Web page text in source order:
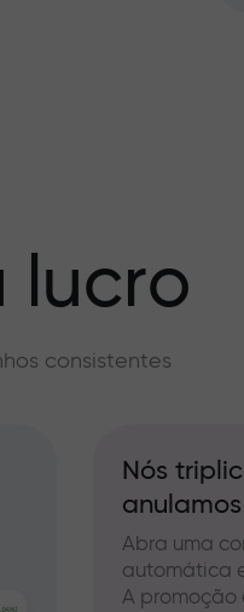
lucro
consistentes
Nós
Abra uma
automática
A